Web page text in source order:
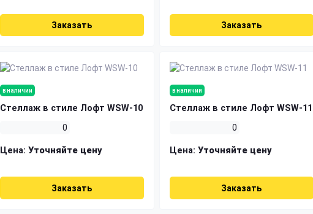
Заказать Заказать
в наличии
Стеллаж в стиле Лофт WSW-10
0
Цена: Уточняйте цену
Заказать
в наличии
Стеллаж в стиле Лофт WSW-11
0
Цена: Уточняйте цену
Заказать